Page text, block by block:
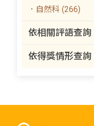
．自然科 (266)
依相關評語查詢
依得獎情形查詢